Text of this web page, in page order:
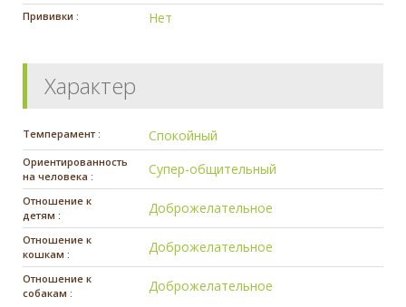
Прививки : Нет
Характер
Темперамент : Спокойный
Ориентированность
на человека :
Супер-общительный
Отношение к
детям :
Доброжелательное
Отношение к
кошкам :
Доброжелательное
Отношение к
собакам :
Доброжелательное